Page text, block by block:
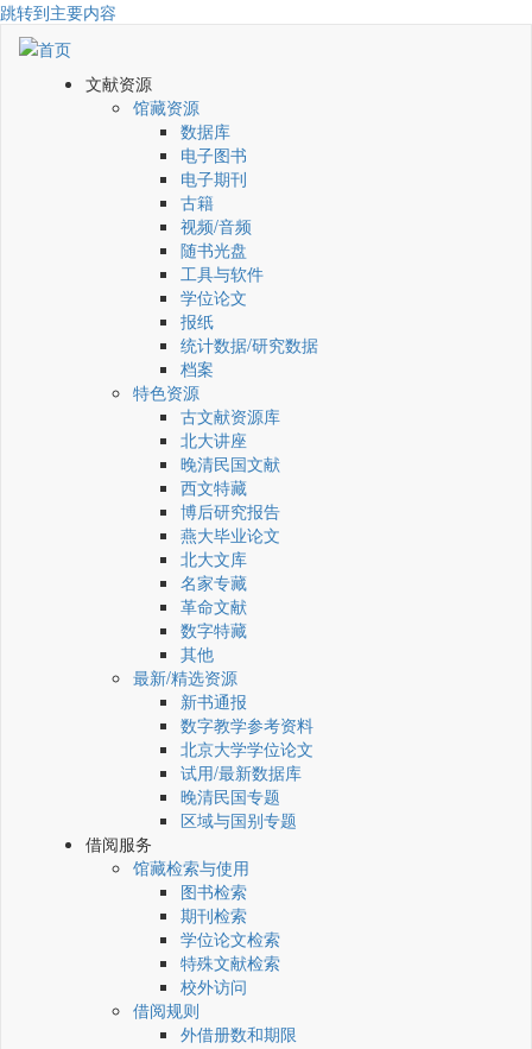
跳转到主要内容
文献资源
馆藏资源
数据库
电子图书
电子期刊
古籍
视频/音频
随书光盘
工具与软件
学位论文
报纸
统计数据/研究数据
档案
特色资源
古文献资源库
北大讲座
晚清民国文献
西文特藏
博后研究报告
燕大毕业论文
北大文库
名家专藏
革命文献
数字特藏
其他
最新/精选资源
新书通报
数字教学参考资料
北京大学学位论文
试用/最新数据库
晚清民国专题
区域与国别专题
借阅服务
馆藏检索与使用
图书检索
期刊检索
学位论文检索
特殊文献检索
校外访问
借阅规则
外借册数和期限